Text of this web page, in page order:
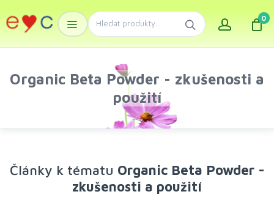
0
Organic Beta Powder - zkušenosti a
použití
Články k tématu Organic Beta Powder -
zkušenosti a použití